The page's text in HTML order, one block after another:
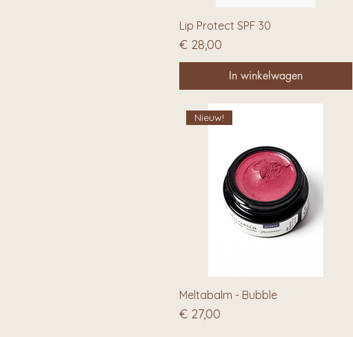
Lip Protect SPF 30
Prijs
€ 28,00
In winkelwagen
Nieuw!
Meltabalm - Bubble
Prijs
€ 27,00